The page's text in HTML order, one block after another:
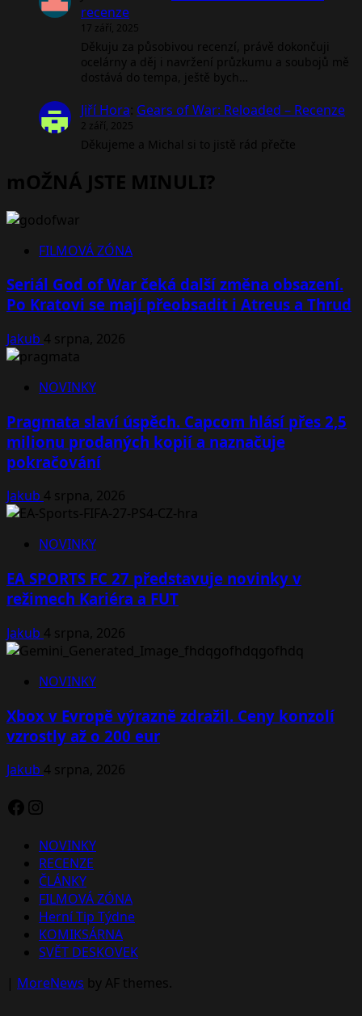
recenze
17 září, 2025
Děkuju za působivou recenzí, právě dokončuji
ocelárny a děj i navržení průzkumu a soubojů mě
dostává do tempa, ještě bych…
Jiří Hora: Gears of War: Reloaded – Recenze
2 září, 2025
Děkujeme a Michal si to jistě rád přečte
mOŽNÁ JSTE MINULI?
FILMOVÁ ZÓNA
Seriál God of War čeká další změna obsazení.
Po Kratovi se mají přeobsadit i Atreus a Thrud
Jakub 4 srpna, 2026
NOVINKY
Pragmata slaví úspěch. Capcom hlásí přes 2,5
milionu prodaných kopií a naznačuje
pokračování
Jakub 4 srpna, 2026
NOVINKY
EA SPORTS FC 27 představuje novinky v
režimech Kariéra a FUT
Jakub 4 srpna, 2026
NOVINKY
Xbox v Evropě výrazně zdražil. Ceny konzolí
vzrostly až o 200 eur
Jakub 4 srpna, 2026
Facebook
Instagram
NOVINKY
RECENZE
ČLÁNKY
FILMOVÁ ZÓNA
Herní Tip Týdne
KOMIKSÁRNA
SVĚT DESKOVEK
| MoreNews by AF themes.